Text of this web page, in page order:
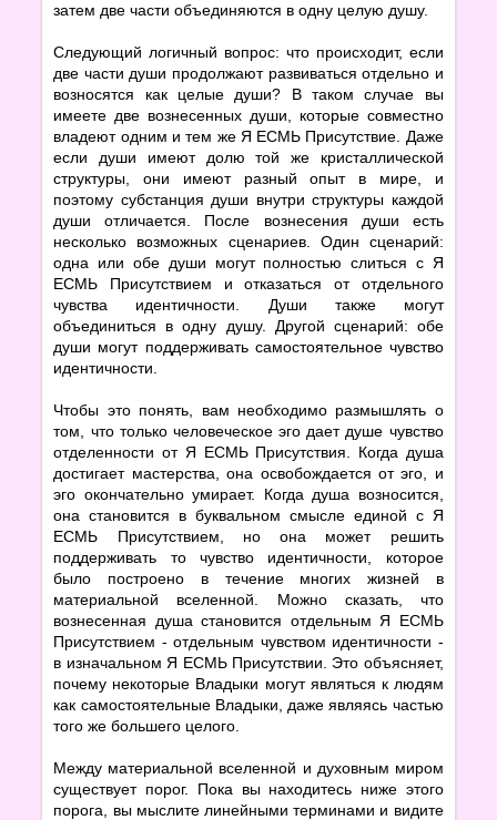
затем две части объединяются в одну целую душу.
Следующий логичный вопрос: что происходит, если
две части души продолжают развиваться отдельно и
возносятся как целые души? В таком случае вы
имеете две вознесенных души, которые совместно
владеют одним и тем же Я ЕСМЬ Присутствие. Даже
если души имеют долю той же кристаллической
структуры, они имеют разный опыт в мире, и
поэтому субстанция души внутри структуры каждой
души отличается. После вознесения души есть
несколько возможных сценариев. Один сценарий:
одна или обе души могут полностью слиться с Я
ЕСМЬ Присутствием и отказаться от отдельного
чувства идентичности. Души также могут
объединиться в одну душу. Другой сценарий: обе
души могут поддерживать самостоятельное чувство
идентичности.
Чтобы это понять, вам необходимо размышлять о
том, что только человеческое эго дает душе чувство
отделенности от Я ЕСМЬ Присутствия. Когда душа
достигает мастерства, она освобождается от эго, и
эго окончательно умирает. Когда душа возносится,
она становится в буквальном смысле единой с Я
ЕСМЬ Присутствием, но она может решить
поддерживать то чувство идентичности, которое
было построено в течение многих жизней в
материальной вселенной. Можно сказать, что
вознесенная душа становится отдельным Я ЕСМЬ
Присутствием - отдельным чувством идентичности -
в изначальном Я ЕСМЬ Присутствии. Это объясняет,
почему некоторые Владыки могут являться к людям
как самостоятельные Владыки, даже являясь частью
того же большего целого.
Между материальной вселенной и духовным миром
существует порог. Пока вы находитесь ниже этого
порога, вы мыслите линейными терминами и видите